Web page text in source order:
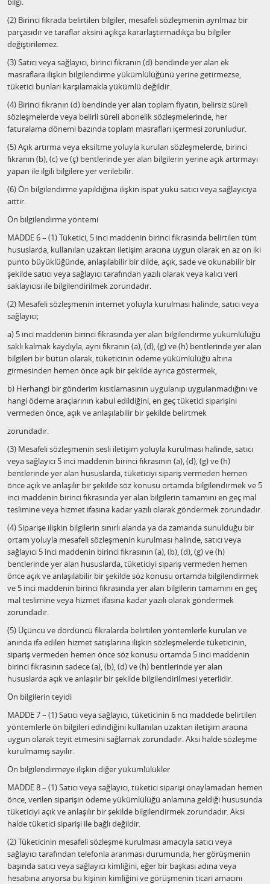
(2) Birinci fıkrada belirtilen bilgiler, mesafeli sözleşmenin ayrılmaz bir
parçasıdır ve taraflar aksini açıkça kararlaştırmadıkça bu bilgiler
değiştirilemez.
(3) Satıcı veya sağlayıcı, birinci fıkranın (d) bendinde yer alan ek
masraflara ilişkin bilgilendirme yükümlülüğünü yerine getirmezse,
tüketici bunları karşılamakla yükümlü değildir.
(4) Birinci fıkranın (d) bendinde yer alan toplam fiyatın, belirsiz süreli
sözleşmelerde veya belirli süreli abonelik sözleşmelerinde, her
faturalama dönemi bazında toplam masrafları içermesi zorunludur.
(5) Açık artırma veya eksiltme yoluyla kurulan sözleşmelerde, birinci
fıkranın (b), (c) ve (ç) bentlerinde yer alan bilgilerin yerine açık artırmayı
yapan ile ilgili bilgilere yer verilebilir.
(6) Ön bilgilendirme yapıldığına ilişkin ispat yükü satıcı veya sağlayıcıya
aittir.
Ön bilgilendirme yöntemi
MADDE 6 – (1) Tüketici, 5 inci maddenin birinci fıkrasında belirtilen tüm
hususlarda, kullanılan uzaktan iletişim aracına uygun olarak en az on iki
punto büyüklüğünde, anlaşılabilir bir dilde, açık, sade ve okunabilir bir
şekilde satıcı veya sağlayıcı tarafından yazılı olarak veya kalıcı veri
saklayıcısı ile bilgilendirilmek zorundadır.
(2) Mesafeli sözleşmenin internet yoluyla kurulması halinde, satıcı veya
sağlayıcı;
a) 5 inci maddenin birinci fıkrasında yer alan bilgilendirme yükümlülüğü
saklı kalmak kaydıyla, aynı fıkranın (a), (d), (g) ve (h) bentlerinde yer alan
bilgileri bir bütün olarak, tüketicinin ödeme yükümlülüğü altına
girmesinden hemen önce açık bir şekilde ayrıca göstermek,
b) Herhangi bir gönderim kısıtlamasının uygulanıp uygulanmadığını ve
hangi ödeme araçlarının kabul edildiğini, en geç tüketici siparişini
vermeden önce, açık ve anlaşılabilir bir şekilde belirtmek
zorundadır.
(3) Mesafeli sözleşmenin sesli iletişim yoluyla kurulması halinde, satıcı
veya sağlayıcı 5 inci maddenin birinci fıkrasının (a), (d), (g) ve (h)
bentlerinde yer alan hususlarda, tüketiciyi sipariş vermeden hemen
önce açık ve anlaşılır bir şekilde söz konusu ortamda bilgilendirmek ve 5
inci maddenin birinci fıkrasında yer alan bilgilerin tamamını en geç mal
teslimine veya hizmet ifasına kadar yazılı olarak göndermek zorundadır.
(4) Siparişe ilişkin bilgilerin sınırlı alanda ya da zamanda sunulduğu bir
ortam yoluyla mesafeli sözleşmenin kurulması halinde, satıcı veya
sağlayıcı 5 inci maddenin birinci fıkrasının (a), (b), (d), (g) ve (h)
bentlerinde yer alan hususlarda, tüketiciyi sipariş vermeden hemen
önce açık ve anlaşılabilir bir şekilde söz konusu ortamda bilgilendirmek
ve 5 inci maddenin birinci fıkrasında yer alan bilgilerin tamamını en geç
mal teslimine veya hizmet ifasına kadar yazılı olarak göndermek
zorundadır.
(5) Üçüncü ve dördüncü fıkralarda belirtilen yöntemlerle kurulan ve
anında ifa edilen hizmet satışlarına ilişkin sözleşmelerde tüketicinin,
sipariş vermeden hemen önce söz konusu ortamda 5 inci maddenin
birinci fıkrasının sadece (a), (b), (d) ve (h) bentlerinde yer alan
hususlarda açık ve anlaşılır bir şekilde bilgilendirilmesi yeterlidir.
Ön bilgilerin teyidi
MADDE 7 – (1) Satıcı veya sağlayıcı, tüketicinin 6 ncı maddede belirtilen
yöntemlerle ön bilgileri edindiğini kullanılan uzaktan iletişim aracına
uygun olarak teyit etmesini sağlamak zorundadır. Aksi halde sözleşme
kurulmamış sayılır.
Ön bilgilendirmeye ilişkin diğer yükümlülükler
MADDE 8 – (1) Satıcı veya sağlayıcı, tüketici siparişi onaylamadan hemen
önce, verilen siparişin ödeme yükümlülüğü anlamına geldiği hususunda
tüketiciyi açık ve anlaşılır bir şekilde bilgilendirmek zorundadır. Aksi
halde tüketici siparişi ile bağlı değildir.
(2) Tüketicinin mesafeli sözleşme kurulması amacıyla satıcı veya
sağlayıcı tarafından telefonla aranması durumunda, her görüşmenin
başında satıcı veya sağlayıcı kimliğini, eğer bir başkası adına veya
hesabına arıyorsa bu kişinin kimliğini ve görüşmenin ticari amacını